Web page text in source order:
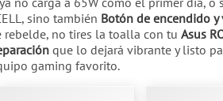
sino también Botón de encendido y
rebelde, no tires la toalla con tu Asus
que lo dejará vibrante y listo
gaming favorito.